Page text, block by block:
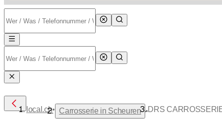
local.ch• Carrosserie in Scheuren •DRS